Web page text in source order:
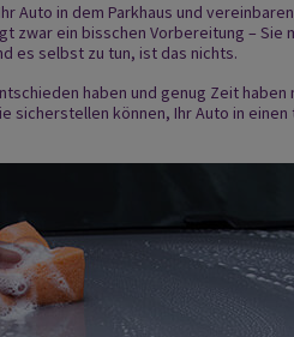
Auto in dem Parkhaus und
zwar ein bisschen Vorbereitung – Sie
es selbst zu tun, ist das nichts.
haben und genug Zeit haben
sicherstellen können, Ihr Auto in